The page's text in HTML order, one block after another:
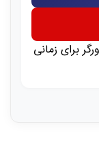
برای زمانی